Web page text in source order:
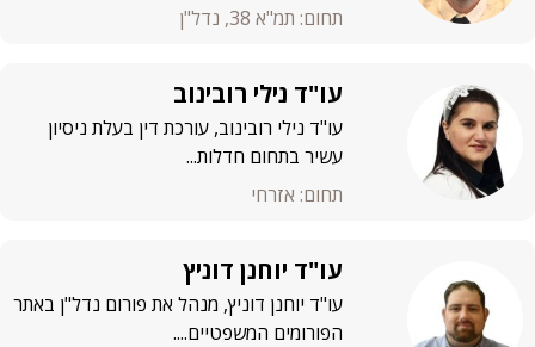
תחום: תמ"א 38, נדל"ן
עו"ד נילי רובינוב
עו"ד נילי רובינוב, עורכת דין בעלת ניסיון
עשיר בתחום חדלות...
תחום: אזרחי
עו"ד יוחנן דוניץ
עו"ד יוחנן דוניץ, מנהל את פורום נדל"ן באתר
הפורומים המשפטיים....